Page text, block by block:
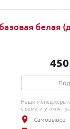
белая
Наши менеджеры
с вами и уточнят
Самовывоз